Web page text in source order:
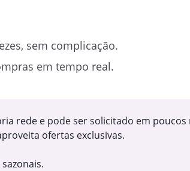
sem complicação.
em tempo real.
rede e pode ser solicitado em
ofertas exclusivas.